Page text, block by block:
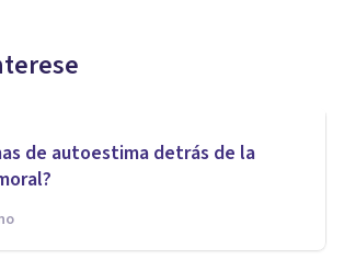
de autoestima detrás de la